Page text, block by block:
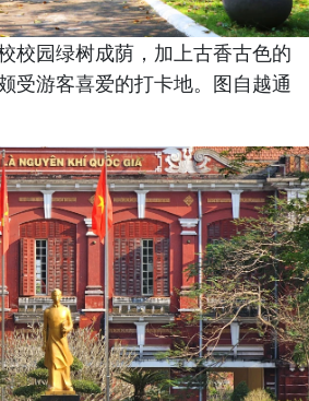
校园绿树成荫，加上古香古色的
受游客喜爱的打卡地。图自越通